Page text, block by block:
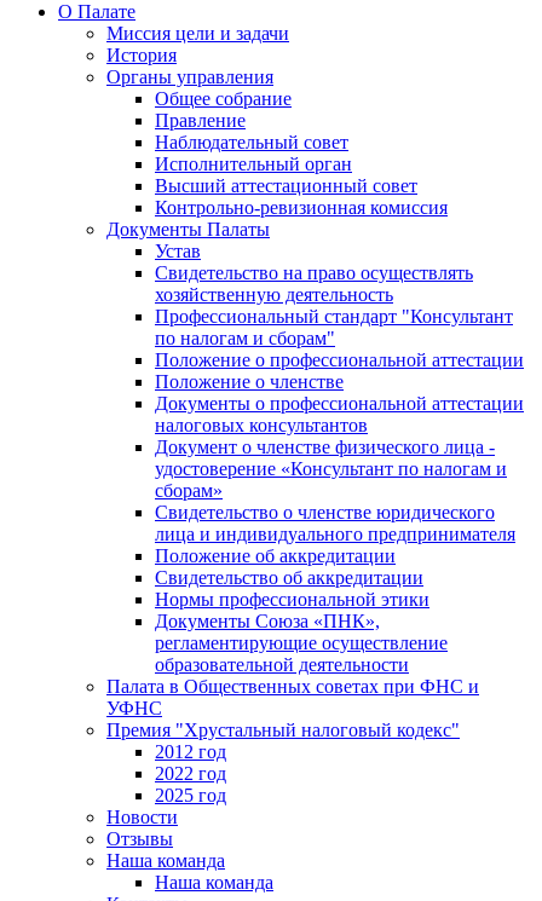
О Палате
Миссия цели и задачи
История
Органы управления
Общее собрание
Правление
Наблюдательный совет
Исполнительный орган
Высший аттестационный совет
Контрольно-ревизионная комиссия
Документы Палаты
Устав
Свидетельство на право осуществлять
хозяйственную деятельность
Профессиональный стандарт "Консультант
по налогам и сборам"
Положение о профессиональной аттестации
Положение о членстве
Документы о профессиональной аттестации
налоговых консультантов
Документ о членстве физического лица -
удостоверение «Консультант по налогам и
сборам»
Свидетельство о членстве юридического
лица и индивидуального предпринимателя
Положение об аккредитации
Свидетельство об аккредитации
Нормы профессиональной этики
Документы Союза «ПНК»,
регламентирующие осуществление
образовательной деятельности
Палата в Общественных советах при ФНС и
УФНС
Премия "Хрустальный налоговый кодекс"
2012 год
2022 год
2025 год
Новости
Отзывы
Наша команда
Наша команда